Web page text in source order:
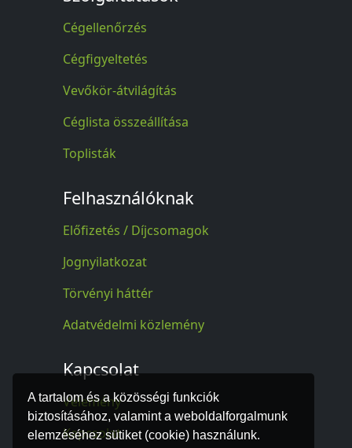
A tartalom és a közösségi funkciók
biztosításához, valamint a weboldalforgalmunk
elemzéséhez sütiket (cookie) használunk.
Cégellenőrzés
Cégfigyeltetés
Vevőkör-átvilágítás
Céglista összeállítása
Toplisták
Felhasználóknak
Előfizetés / Díjcsomagok
Jognyilatkozat
Törvényi háttér
Adatvédelmi közlemény
Kapcsolat
Vélemény
Kapcsolat